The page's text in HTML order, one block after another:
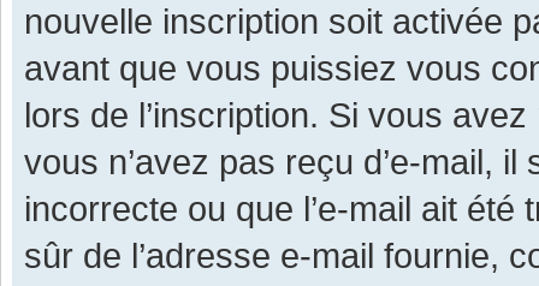
nouvelle inscription soit activée
avant que vous puissiez vous
lors de l’inscription. Si vous
vous n’avez pas reçu d’e-mail,
incorrecte ou que l’e-mail ait
sûr de l’adresse e-mail fournie,